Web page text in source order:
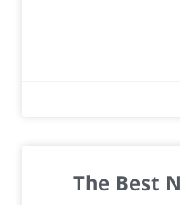
The Best